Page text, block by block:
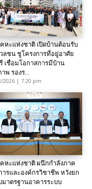
คหะแห่งชาติ เปิดบ้านต้อนรับ
ลชน ชูโครงการที่อยู่อาศัย
เชื่อมโอกาสการมีบ้าน
พ รองร...
2026 | 7:20 pm
คหะแห่งชาติ ผนึกกำลังภาค
ารและองค์กรวิชาชีพ หวังยก
มาตรฐานอาคารระบบ